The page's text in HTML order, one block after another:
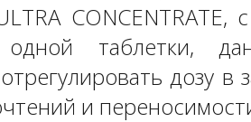
CONCENTRATE,
таблетки,
дозу в
и